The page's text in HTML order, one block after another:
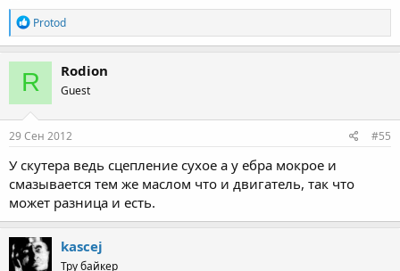
R
e
a
c
t
i
o
n
s
Protod
R Rodion
Guest
29 Сен 2012 #55
У скутера ведь сцепление сухое а у ебра мокрое и
смазывается тем же маслом что и двигатель, так что
может разница и есть.
kascej
Тру байкер